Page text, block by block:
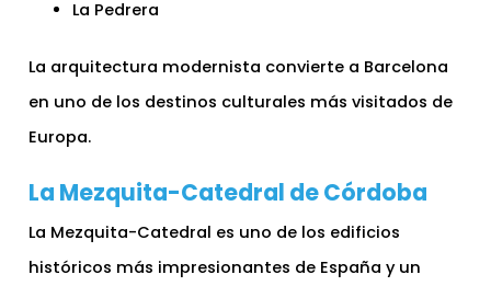
La Pedrera
La arquitectura modernista convierte a Barcelona
en uno de los destinos culturales más visitados de
Europa.
La Mezquita-Catedral de Córdoba
La Mezquita-Catedral es uno de los edificios
históricos más impresionantes de España y un